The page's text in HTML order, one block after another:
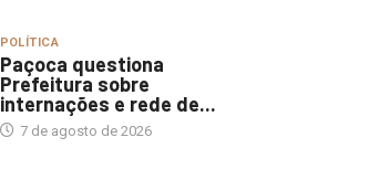
POLÍTICA
Paçoca questiona
Prefeitura sobre
internações e rede de...
7 de agosto de 2026